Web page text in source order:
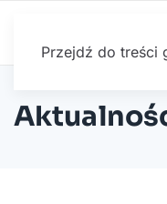
Przejdź do treści